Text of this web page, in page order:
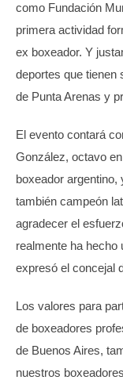
como Fundación
primera actividad
ex boxeador. Y
deportes que tienen
de Punta Arenas y
El evento contará
González, octavo
boxeador argentino,
también campeón
agradecer el
realmente ha hecho
expresó el concejal
Los valores para
de boxeadores
de Buenos Aires,
nuestros